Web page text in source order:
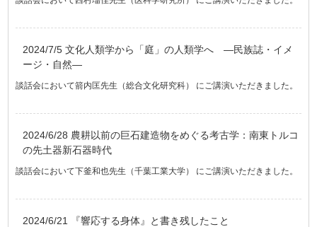
2024/7/5 文化人類学から「庭」の人類学へ —民族誌・イメ
ージ・自然—
談話会において箭内匡先生（総合文化研究科） にご講演いただきました。
2024/6/28 農耕以前の巨石建造物をめぐる考古学：南東トルコ
の先土器新石器時代
談話会において下釜和也先生（千葉工業大学） にご講演いただきました。
2024/6/21 『響応する身体』と書き残したこと